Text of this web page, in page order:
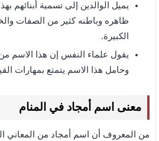
يميل الوالدين إلى تسمية أبنائهم
ظاهره وباطنه كثير من الصفات
الكبيرة.
يقول علماء النفس إن هذا الاسم من
وحامل هذا الاسم يتمتع بمهارات
معنى اسم أمجاد في المنام
من المعروف أن اسم أمجاد من المعاني